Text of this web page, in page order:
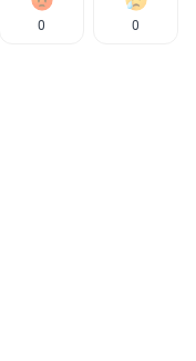
0 0